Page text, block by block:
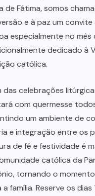
de Fátima, somos
e à paz um convite
especialmente no mês
dedicado à
católica.
das celebrações
com quermesse
um ambiente de
e integração entre os
de fé e festividade é
católica da
tornando o
família. Reserve os dias